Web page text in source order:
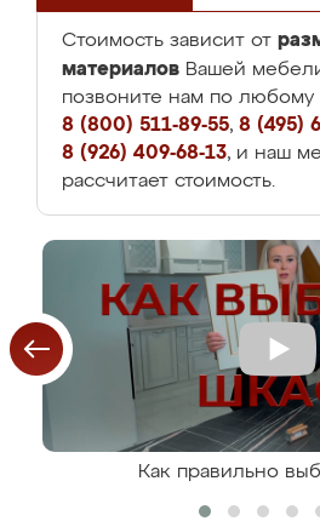
Стоимость зависит от
материалов Вашей
позвоните нам по любому
8 (800) 511-89-55, 8 (495)
8 (926) 409-68-13, и наш
рассчитает стоимость.
Как правильно